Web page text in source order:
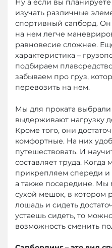
Ну а если вы
изучать различные
спортивный сапборд. Он
на нем легче
равновесие сложнее.
характеристика –
подбираем
забываем про груз,
перевозить на нем.
Мы для проката
выдерживают нагрузку
Кроме того, они
комфортные. На них
путешествовать. И
составляет труда. Когда
прикрепляем спереди и
а также посередине. Мы
сухой мешок, в котором
лошадь и сидеть
устаешь сидеть, то
возможность сменить